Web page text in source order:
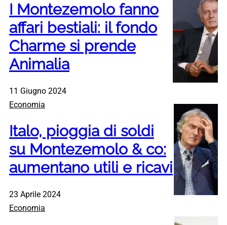
I Montezemolo fanno
affari bestiali: il fondo
Charme si prende
Animalia
11 Giugno 2024
Economia
Italo, pioggia di soldi
su Montezemolo & co:
aumentano utili e ricavi
23 Aprile 2024
Economia